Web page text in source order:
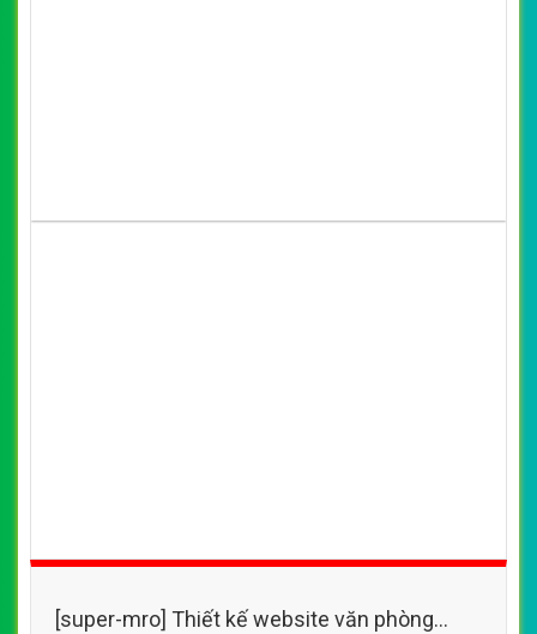
[super-mro] Thiết kế website văn phòng